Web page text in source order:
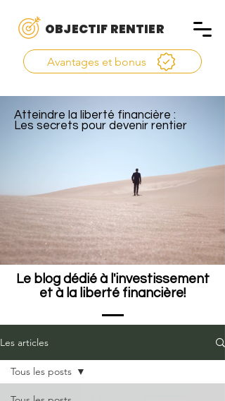
OBJECTIF RENTIER
Avantages et bonus
Atteindre la liberté financière :
Les secrets pour devenir rentier
Le blog dédié à l'investissement
et à la liberté financière!
Les articles
Tous les posts